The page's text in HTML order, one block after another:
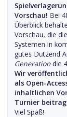
Vorschau! Bei
Überblick
Vorschau, die
Systemen in
gutes Dutzend
Generation die
Wir
als Open-
inhaltlichen
Turnier
Viel Spaß!